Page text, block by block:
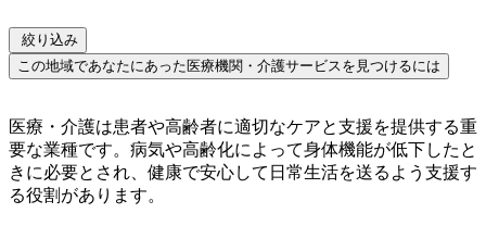
絞り込み
この地域であなたにあった医療機関・介護サービスを見つけるには
医療・介護は患者や高齢者に適切なケアと支援を提供する重
要な業種です。病気や高齢化によって身体機能が低下したと
きに必要とされ、健康で安心して日常生活を送るよう支援す
る役割があります。